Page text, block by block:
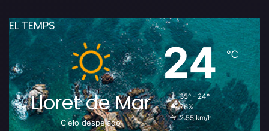
EL TEMPS
Lloret de Mar
Cielo despejado
24℃
35º - 24º
76%
2.55 km/h